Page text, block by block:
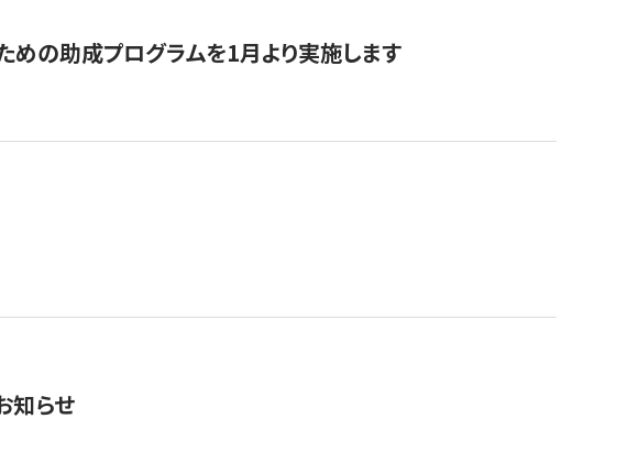
めの助成プログラムを1月より実施します
知らせ